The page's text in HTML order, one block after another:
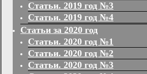
Статьи. 2019 год №3
Статьи. 2019 год №4
Статьи за 2020 год
Статьи. 2020 год №1
Статьи. 2020 год №2
Статьи. 2020 год №3